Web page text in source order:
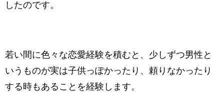
したのです。
若い間に色々な恋愛経験を積むと、少しずつ男性と
いうものが実は子供っぽかったり、頼りなかったり
する時もあることを経験します。